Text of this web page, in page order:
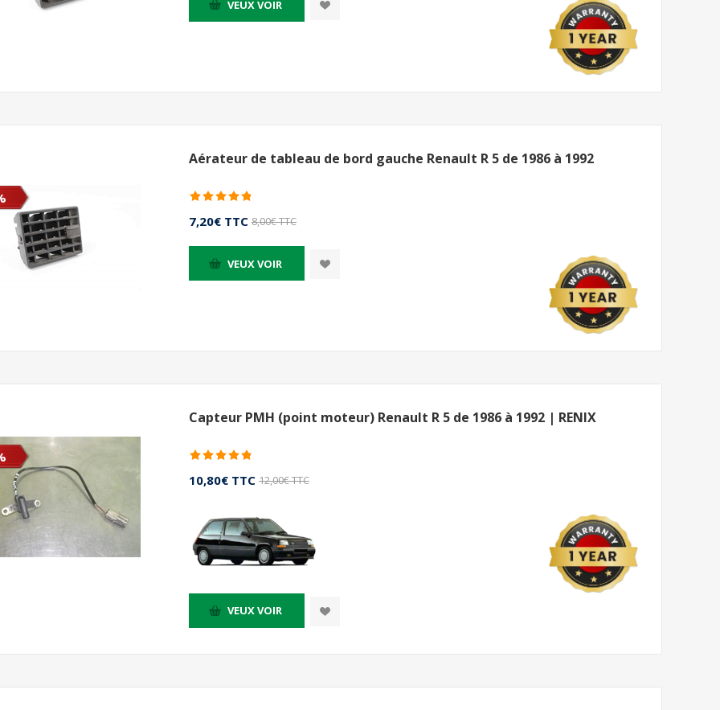
VEUX VOIR
Aérateur de tableau de bord gauche Renault R 5 de 1986 à 1992
7,20€ TTC 8,00€ TTC
VEUX VOIR
Capteur PMH (point moteur) Renault R 5 de 1986 à 1992 | RENIX
10,80€ TTC 12,00€ TTC
VEUX VOIR